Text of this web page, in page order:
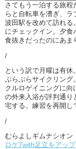
さてもう一泊する旅
らと自転車を漕ぎ、
波田駅を改めて訪れる
にチェックイン。夕
食抜きだったのにあま
/
という訳で月曜は有
ぶらぶらサイクリング
クルロゲイニングに
の外来入浴が評判通り
宅する。練習を再開し
/
むらよしギムナシオン
ロゲ7with足立をアップ